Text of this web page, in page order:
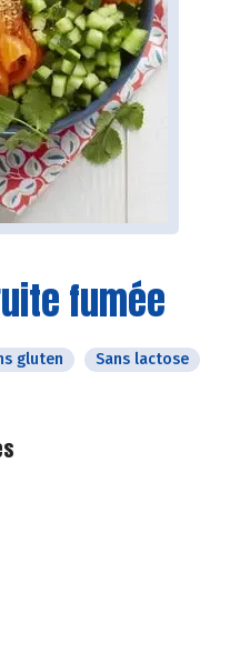
fumée
gluten
Sans lactose